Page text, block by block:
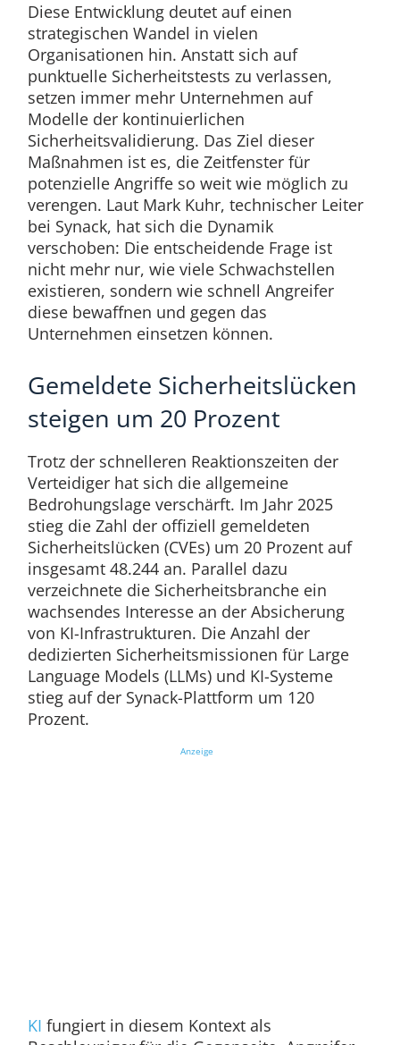
Diese Entwicklung deutet auf einen
strategischen Wandel in vielen
Organisationen hin. Anstatt sich auf
punktuelle Sicherheitstests zu verlassen,
setzen immer mehr Unternehmen auf
Modelle der kontinuierlichen
Sicherheitsvalidierung. Das Ziel dieser
Maßnahmen ist es, die Zeitfenster für
potenzielle Angriffe so weit wie möglich zu
verengen. Laut Mark Kuhr, technischer Leiter
bei Synack, hat sich die Dynamik
verschoben: Die entscheidende Frage ist
nicht mehr nur, wie viele Schwachstellen
existieren, sondern wie schnell Angreifer
diese bewaffnen und gegen das
Unternehmen einsetzen können.
Gemeldete Sicherheitslücken
steigen um 20 Prozent
Trotz der schnelleren Reaktionszeiten der
Verteidiger hat sich die allgemeine
Bedrohungslage verschärft. Im Jahr 2025
stieg die Zahl der offiziell gemeldeten
Sicherheitslücken (CVEs) um 20 Prozent auf
insgesamt 48.244 an. Parallel dazu
verzeichnete die Sicherheitsbranche ein
wachsendes Interesse an der Absicherung
von KI-Infrastrukturen. Die Anzahl der
dedizierten Sicherheitsmissionen für Large
Language Models (LLMs) und KI-Systeme
stieg auf der Synack-Plattform um 120
Prozent.
Anzeige
KI fungiert in diesem Kontext als